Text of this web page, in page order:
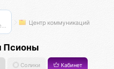
Cимулятор ноосферы Центр коммуникаций
Псионы
Солики Кабинет